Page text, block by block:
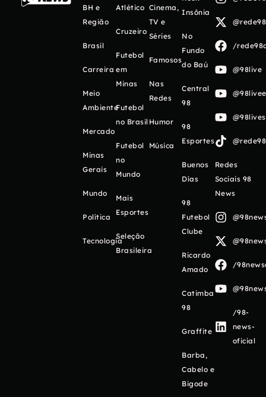
BH e
Região
Brasil
Carreira
Meio
Ambiente
Mercado
Minas
Gerais
Mundo
Política
Tecnologia
Atlético
Cruzeiro
Futebol
em
Minas
Futebol
no Brasil
Futebol
no
Mundo
Mais
Esportes
Seleção
Brasileira
Cinema,
TV e
Séries
Famosos
Nas
Redes
Humor
Música
Insônia
No
Fundo
do Baú
Central
98
98
Esportes
Buenos
Días
98
Futebol
Clube
Ricardo
Amado
Catimba
98
Graffite
Barba,
Cabelo e
Bigode
/
@98live
Redes
Sociais 98
News
/
/98-
news-
oficial